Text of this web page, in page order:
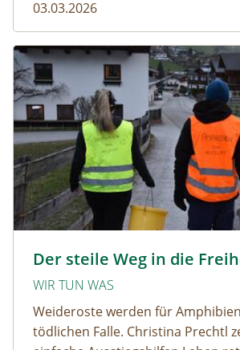
03.03.2026
Der steile Weg in die
WIR TUN WAS
Weideroste werden für
tödlichen Falle. Christina Prechtl
Der steile Weg in die Freiheit